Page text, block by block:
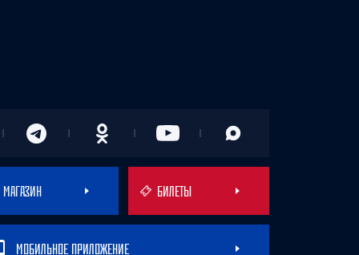
МАГАЗИН БИЛЕТЫ
МОБИЛЬНОЕ ПРИЛОЖЕНИЕ